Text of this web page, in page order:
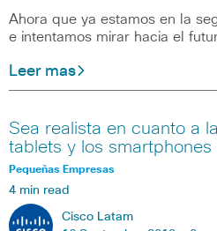
Ahora que ya estamos en la
e intentamos mirar hacia el
Leer mas
Sea realista en cuanto a
tablets y los
Pequeñas Empresas
4 min read
Cisco Latam